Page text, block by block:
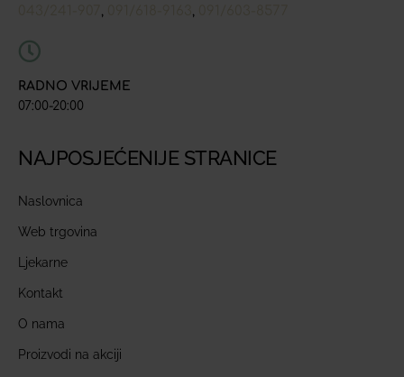
, ,
RADNO VRIJEME
07:00-20:00
NAJPOSJEĆENIJE STRANICE
Naslovnica
Web trgovina
Ljekarne
Kontakt
O nama
Proizvodi na akciji